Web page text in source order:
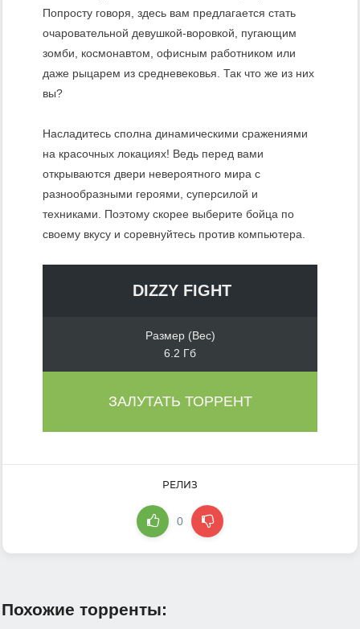
Попросту говоря, здесь вам предлагается стать
очаровательной девушкой-воровкой, пугающим
зомби, космонавтом, офисным работником или
даже рыцарем из средневековья. Так что же из них
вы?
Насладитесь сполна динамическими сражениями
на красочных локациях! Ведь перед вами
открываются двери невероятного мира с
разнообразными героями, суперсилой и
техниками. Поэтому скорее выберите бойца по
своему вкусу и соревнуйтесь против компьютера.
DIZZY FIGHT
Размер (Вес)
6.2 Гб
ЗАЛУТАТЬ ТОРРЕНТ
РЕЛИЗ
0
Похожие торренты: